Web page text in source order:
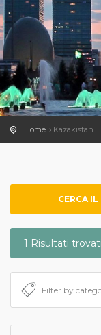
Home Kazakistan
CERCA
1 Risultati trovati